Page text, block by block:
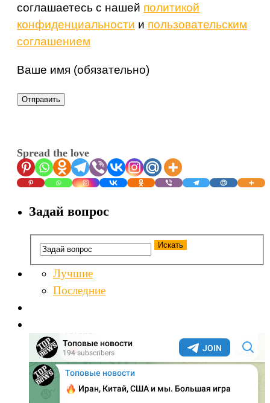
соглашаетесь с нашей политикой
конфиденциальности и пользовательским
соглашением
Ваше имя (обязательно)
Spread the love
Задай вопрос
Лучшие
Последние